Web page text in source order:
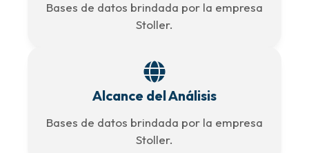
Bases de datos brindada por la empresa
Stoller.
Alcance del Análisis
Bases de datos brindada por la empresa
Stoller.